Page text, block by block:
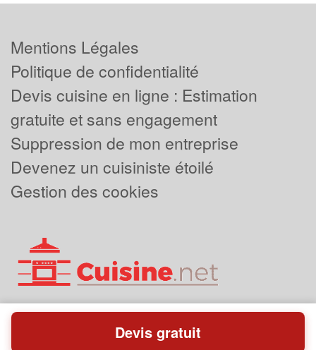
Mentions Légales
Politique de confidentialité
Devis cuisine en ligne : Estimation
gratuite et sans engagement
Suppression de mon entreprise
Devenez un cuisiniste étoilé
Gestion des cookies
Powered byPlus que pro
Devis gratuit